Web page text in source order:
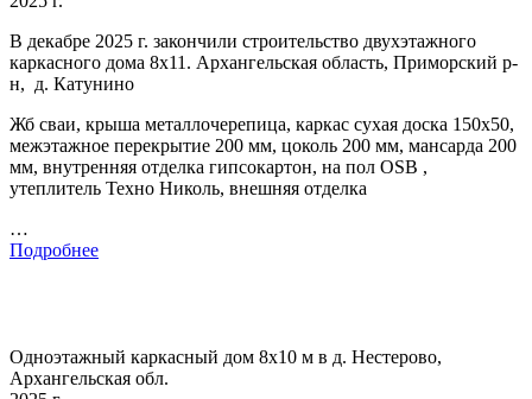
В декабре 2025 г. закончили строительство двухэтажного
каркасного дома 8х11. Архангельская область, Приморский р-
н, д. Катунино
Жб сваи, крыша металлочерепица, каркас сухая доска 150х50,
межэтажное перекрытие 200 мм, цоколь 200 мм, мансарда 200
мм, внутренняя отделка гипсокартон, на пол OSB ,
утеплитель Техно Николь, внешняя отделка
…
Подробнее
Одноэтажный каркасный дом 8х10 м в д. Нестерово,
Архангельская обл.